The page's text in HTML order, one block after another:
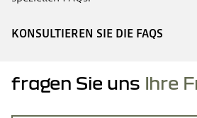
KONSULTIEREN SIE DIE FAQS
fragen Sie uns Ihre